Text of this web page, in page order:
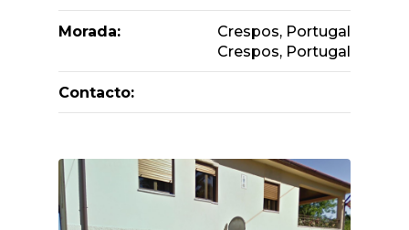
Morada:
Crespos, Portugal
Crespos, Portugal
Contacto: